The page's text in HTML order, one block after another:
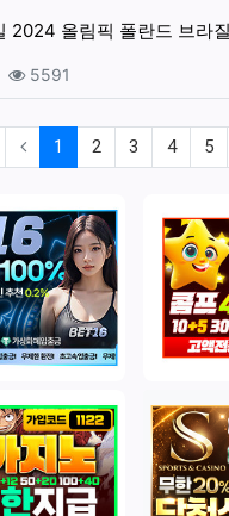
2024 올림픽 폴란드 브라질
조회
5591
1 (current)
2 3 4 5